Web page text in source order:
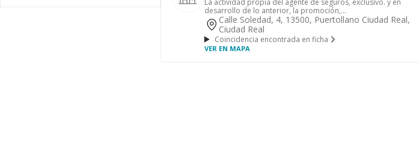
La actividad propia del agente de seguros, exclusivo. y en
desarrollo de lo anterior, la promoción,...
Calle Soledad, 4, 13500, Puertollano Ciudad Real,
Ciudad Real
Coincidencia encontrada en ficha
VER EN MAPA